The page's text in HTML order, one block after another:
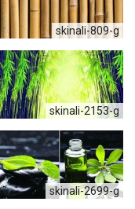
skinali-809-g
skinali-2153-g
skinali-2699-g